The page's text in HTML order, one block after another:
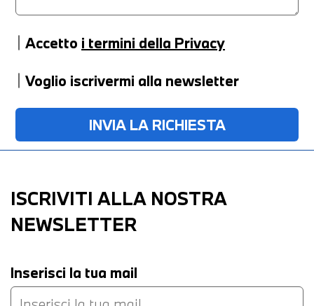
Accetto i termini della Privacy
Voglio iscrivermi alla newsletter
ISCRIVITI ALLA NOSTRA
NEWSLETTER
Inserisci la tua mail